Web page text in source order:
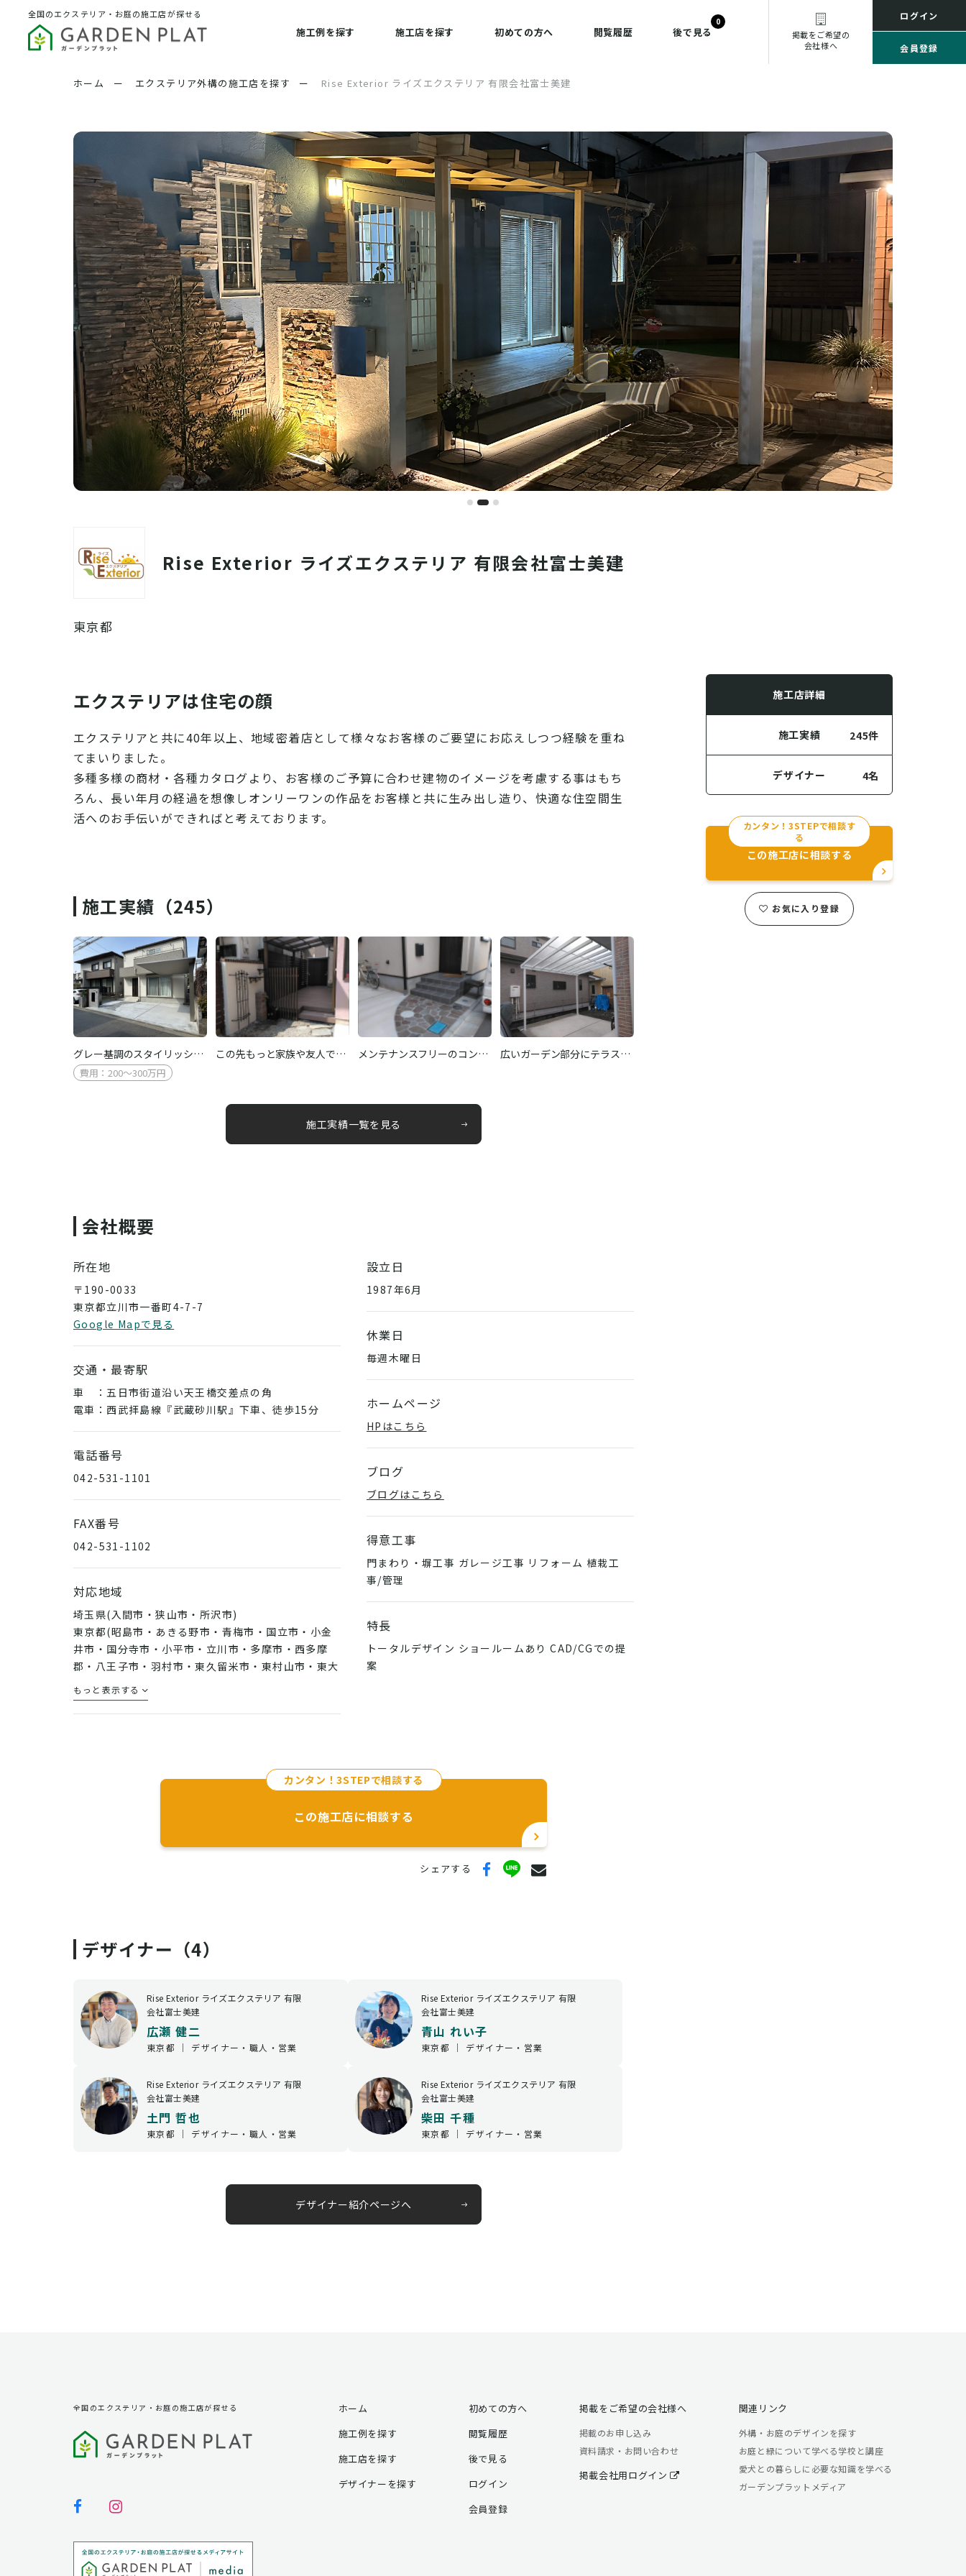
全国のエクステリア・お庭の施工店が探せる
施工例を探す 施工店を探す 初めての方へ 閲覧履歴 後で見る
0
掲載をご希望の
会社様へ
ログイン
会員登録
ホーム ー エクステリア外構の施工店を探す ー Rise Exterior ライズエクステリア 有限会社富士美建
Rise Exterior ライズエクステリア 有限会社富士美建
東京都
施工店詳細
施工実績 245件
デザイナー 4名
カンタン！3STEPで相談す
る
この施工店に相談する
お気に入り登録
エクステリアは住宅の顔
エクステリアと共に40年以上、地域密着店として様々なお客様のご要望にお応えしつつ経験を重ね
てまいりました。
多種多様の商材・各種カタログより、お客様のご予算に合わせ建物のイメージを考慮する事はもち
ろん、長い年月の経過を想像しオンリーワンの作品をお客様と共に生み出し造り、快適な住空間生
活へのお手伝いができればと考えております。
施工実績（245）
グレー基調のスタイリッシ…
費用：200～300万円
この先もっと家族や友人で… メンテナンスフリーのコン… 広いガーデン部分にテラス…
施工実績一覧を見る
会社概要
所在地
〒190-0033
東京都立川市一番町4-7-7
Google Mapで見る
交通・最寄駅
車 ：五日市街道沿い天王橋交差点の角
電車：西武拝島線『武蔵砂川駅』下車、徒歩15分
電話番号
042-531-1101
FAX番号
042-531-1102
対応地域
埼玉県(入間市・狭山市・所沢市)
東京都(昭島市・あきる野市・青梅市・国立市・小金
井市・国分寺市・小平市・立川市・多摩市・西多摩
郡・八王子市・羽村市・東久留米市・東村山市・東大
和市・日野市・府中市・福生市・武蔵村山市)
条件に依っては対応地域以外での工事も請け負ってお
ります。
もっと表示する
設立日
1987年6月
休業日
毎週木曜日
ホームページ
HPはこちら
ブログ
ブログはこちら
得意工事
門まわり・塀工事 ガレージ工事 リフォーム 植栽工
事/管理
特長
トータルデザイン ショールームあり CAD/CGでの提
案
カンタン！3STEPで相談する
この施工店に相談する
シェアする
デザイナー（4）
Rise Exterior ライズエクステリア 有限
会社富士美建
広瀬 健二
東京都 ｜ デザイナー・職人・営業
Rise Exterior ライズエクステリア 有限
会社富士美建
青山 れい子
東京都 ｜ デザイナー・営業
Rise Exterior ライズエクステリア 有限
会社富士美建
土門 哲也
東京都 ｜ デザイナー・職人・営業
Rise Exterior ライズエクステリア 有限
会社富士美建
柴田 千種
東京都 ｜ デザイナー・営業
デザイナー紹介ページへ
全国のエクステリア・お庭の施工店が探せる
ホーム
施工例を探す
施工店を探す
デザイナーを探す
初めての方へ
閲覧履歴
後で見る
ログイン
会員登録
掲載をご希望の会社様へ
掲載のお申し込み
資料請求・お問い合わせ
掲載会社用ログイン
関連リンク
外構・お庭のデザインを探す
お庭と緑について学べる学校と講座
愛犬との暮らしに必要な知識を学べる
ガーデンプラットメディア